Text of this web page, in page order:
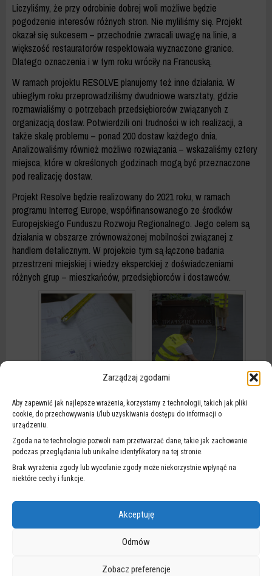
Zarządzaj zgodami
Aby zapewnić jak najlepsze wrażenia, korzystamy z technologii, takich jak pliki
cookie, do przechowywania i/lub uzyskiwania dostępu do informacji o
urządzeniu.
Zgoda na te technologie pozwoli nam przetwarzać dane, takie jak zachowanie
podczas przeglądania lub unikalne identyfikatory na tej stronie.
Brak wyrażenia zgody lub wycofanie zgody może niekorzystnie wpłynąć na
niektóre cechy i funkcje.
Akceptuję
Odmów
Zobacz preferencje
Liczyliśmy, że przy odrobinie dobrej woli możliwe będzie
pogodzenie interesów różnych stron. Nie myliliśmy się. Projekt
okazał się sukcesem – przechodnie zwracali uwagę na linie, a
większość restauratorów respektowała wyznaczone granice.
Dlatego oznaczenia i w tym roku wróciły na Francuską.
W ramach projektu RESOLVE planujemy też inne działania. W
ubiegłym roku przeprowadziliśmy dwudniowe warsztaty, gdzie
rozmawialiśmy o potrzebach przedsiębiorców związanych z
organizacją dostaw. Potwierdzili oni trudności w ich realizacji, a
także skalę problemu – ponad 200 dostaw każdego dnia.
Analizowaliśmy również możliwe rozwiązania – wskazaliśmy cztery
miejsca, które w określonych godzinach mogą być przeznaczone
pod realizację dostaw.
Projekt Resolve będzie realizowany do 2021 roku, w ramach
programu Interreg Europe, współfinansowanego ze środków
Europejskiego Funduszu Rozwoju Regionalnego. Jego celem są
działania w obszarze zrównoważonej mobilności związanej z
handlem detalicznym. W projekcie tym są łączone badania
przestrzeni miejskiej i wiedzy eksperckiej z doświadczeniami
różnych grup – mieszkańców, przedsiębiorców i dostawców.